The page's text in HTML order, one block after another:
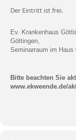
Der Eintritt ist frei.
Ev. Krankenhaus
Göttingen,
Seminarraum im
Bitte beachten Sie
www.ekweende.de/